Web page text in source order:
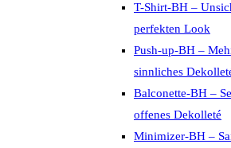
T-Shirt-BH –
perfekten Look
Push-up-BH –
sinnliches
Balconette-BH –
offenes Dekolleté
Minimizer-BH –